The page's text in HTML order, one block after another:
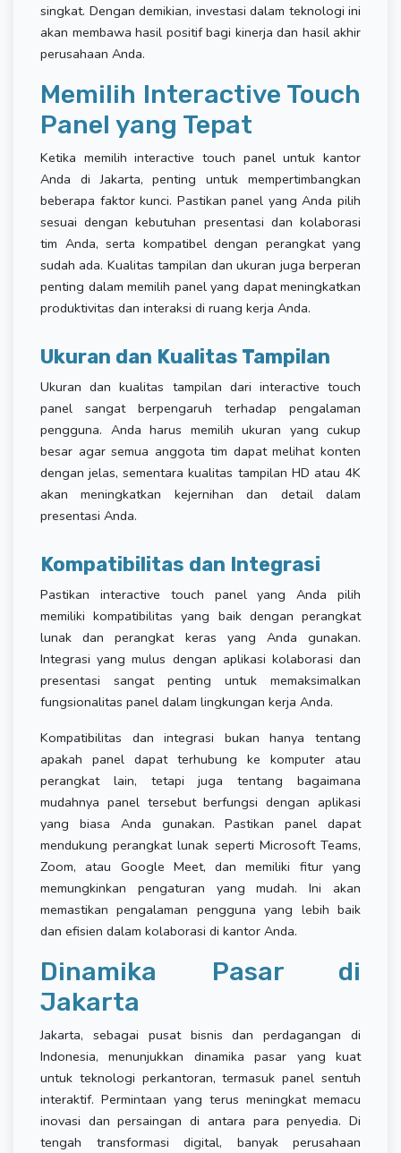
singkat. Dengan demikian, investasi dalam teknologi ini
akan membawa hasil positif bagi kinerja dan hasil akhir
perusahaan Anda.
Memilih Interactive Touch
Panel yang Tepat
Ketika memilih interactive touch panel untuk kantor
Anda di Jakarta, penting untuk mempertimbangkan
beberapa faktor kunci. Pastikan panel yang Anda pilih
sesuai dengan kebutuhan presentasi dan kolaborasi
tim Anda, serta kompatibel dengan perangkat yang
sudah ada. Kualitas tampilan dan ukuran juga berperan
penting dalam memilih panel yang dapat meningkatkan
produktivitas dan interaksi di ruang kerja Anda.
Ukuran dan Kualitas Tampilan
Ukuran dan kualitas tampilan dari interactive touch
panel sangat berpengaruh terhadap pengalaman
pengguna. Anda harus memilih ukuran yang cukup
besar agar semua anggota tim dapat melihat konten
dengan jelas, sementara kualitas tampilan HD atau 4K
akan meningkatkan kejernihan dan detail dalam
presentasi Anda.
Kompatibilitas dan Integrasi
Pastikan interactive touch panel yang Anda pilih
memiliki kompatibilitas yang baik dengan perangkat
lunak dan perangkat keras yang Anda gunakan.
Integrasi yang mulus dengan aplikasi kolaborasi dan
presentasi sangat penting untuk memaksimalkan
fungsionalitas panel dalam lingkungan kerja Anda.
Kompatibilitas dan integrasi bukan hanya tentang
apakah panel dapat terhubung ke komputer atau
perangkat lain, tetapi juga tentang bagaimana
mudahnya panel tersebut berfungsi dengan aplikasi
yang biasa Anda gunakan. Pastikan panel dapat
mendukung perangkat lunak seperti Microsoft Teams,
Zoom, atau Google Meet, dan memiliki fitur yang
memungkinkan pengaturan yang mudah. Ini akan
memastikan pengalaman pengguna yang lebih baik
dan efisien dalam kolaborasi di kantor Anda.
Dinamika Pasar di
Jakarta
Jakarta, sebagai pusat bisnis dan perdagangan di
Indonesia, menunjukkan dinamika pasar yang kuat
untuk teknologi perkantoran, termasuk panel sentuh
interaktif. Permintaan yang terus meningkat memacu
inovasi dan persaingan di antara para penyedia. Di
tengah transformasi digital, banyak perusahaan